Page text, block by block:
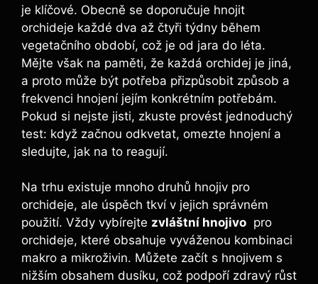
je⁣ klíčové. Obecně se doporučuje⁤ hnojit‌
orchideje každé dva⁣ až čtyři týdny během
vegetačního období, což⁣ je​ od jara do léta.
Mějte však na paměti, že​ každá orchidej je jiná,
a proto může být ‍potřeba ⁤přizpůsobit způsob ⁢a
frekvenci hnojení jejím⁤ konkrétním potřebám.
‌Pokud si nejste jisti, zkuste ⁤provést jednoduchý
test:⁤ když začnou odkvetat,⁤ omezte hnojení a
⁢sledujte,⁢ jak na to ‌reagují.
Na trhu existuje mnoho druhů hnojiv ⁤pro
orchideje, ale úspěch ​tkví v jejich správném
použití. ⁤Vždy vybírejte⁢ zvláštní​ hnojivo ‌ pro
⁢orchideje, které⁢ obsahuje vyváženou kombinaci
makro a mikroživin. ‍Můžete začít s hnojivem s
nižším obsahem dusíku, což podpoří‍ zdravý růst